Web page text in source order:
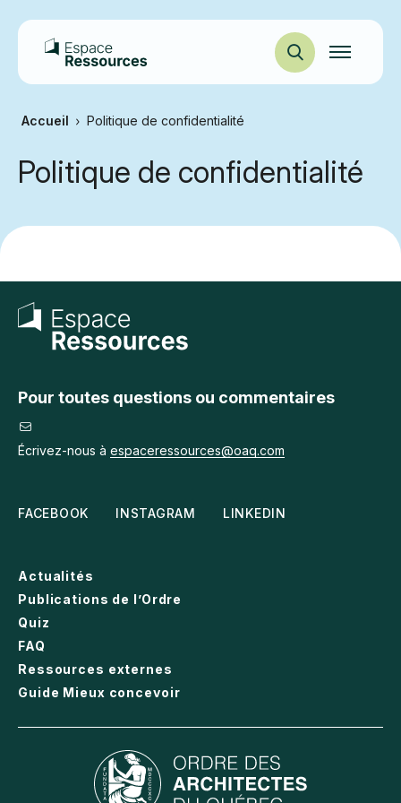
Ouvrir
navigation
Politique de confidentialité
Accueil Politique de confidentialité
FACEBOOK INSTAGRAM LINKEDIN
Pour toutes questions ou commentaires
Écrivez-nous à espaceressources@oaq.com
Actualités
Publications de l’Ordre
Quiz
FAQ
Ressources externes
Guide Mieux concevoir